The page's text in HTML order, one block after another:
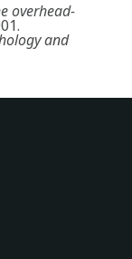
overhead-
and